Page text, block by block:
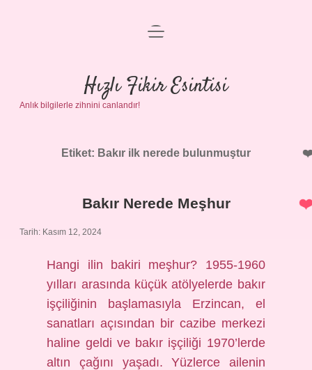
Anasayfa
Gizlilik Politikası
Yasal Uyarı
menüyü
Hızlı Fikir Esintisi
Anlık bilgilerle zihnini canlandır!
Etiket: Bakır ilk nerede bulunmuştur
Bakır Nerede Meşhur
Tarih: Kasım 12, 2024
Hangi ilin bakiri meşhur? 1955-1960
yılları arasında küçük atölyelerde bakır
işçiliğinin başlamasıyla Erzincan, el
sanatları açısından bir cazibe merkezi
haline geldi ve bakır işçiliği 1970’lerde
altın çağını yaşadı. Yüzlerce ailenin